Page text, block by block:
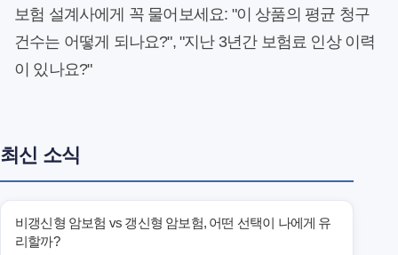
보험 설계사에게 꼭 물어보세요: "이 상품의 평균 청구
건수는 어떻게 되나요?", "지난 3년간 보험료 인상 이력
이 있나요?"
최신 소식
비갱신형 암보험 vs 갱신형 암보험, 어떤 선택이 나에게 유
리할까?